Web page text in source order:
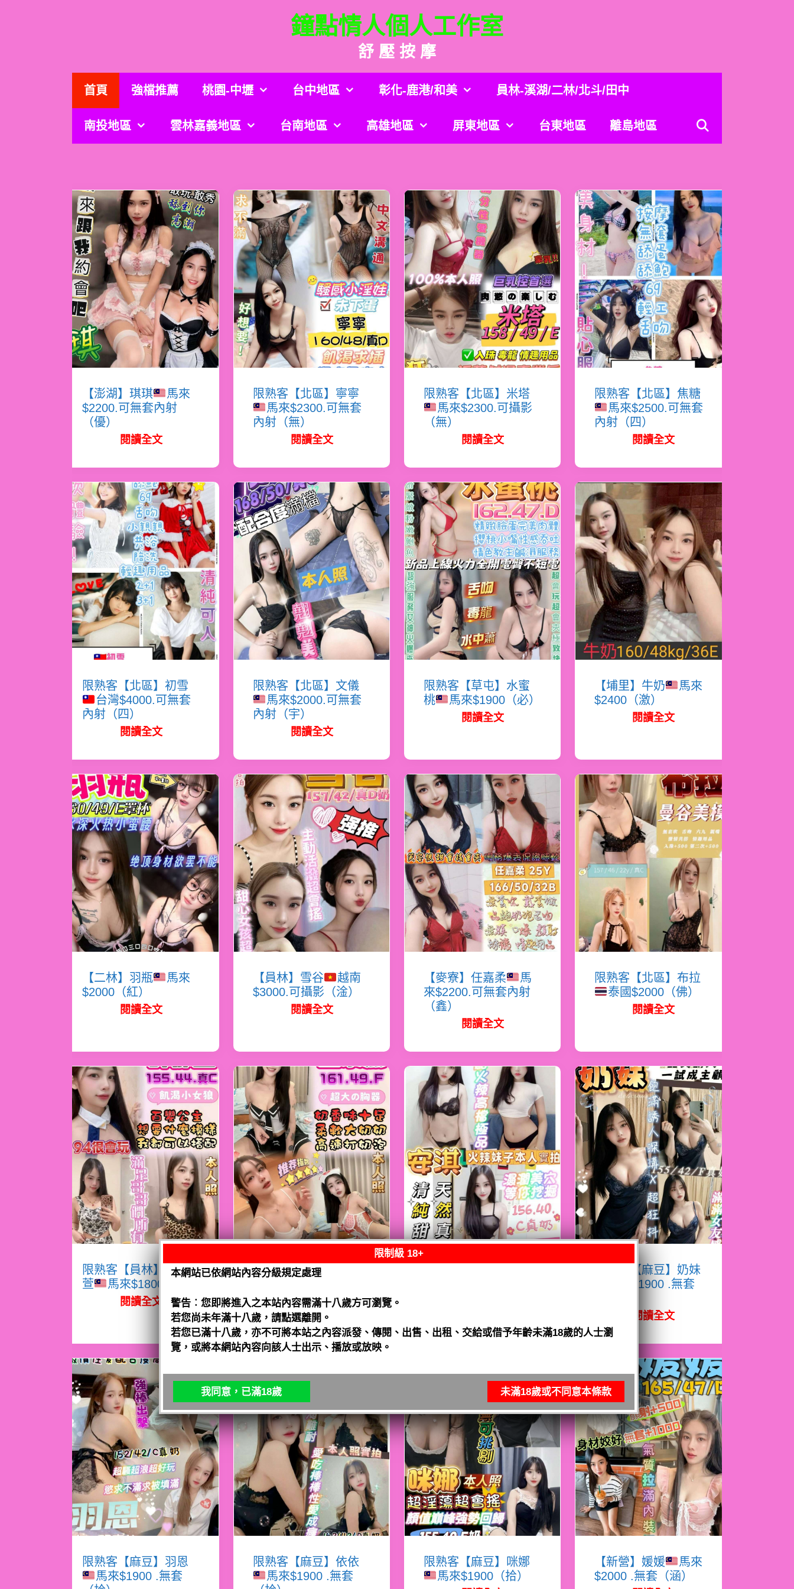
鐘點情人個人工作室
舒 壓 按 摩
首頁 強檔推薦 桃園-中壢 台中地區 彰化-鹿港/和美 員林-溪湖/二林/北斗/田中
南投地區 雲林嘉義地區 台南地區 高雄地區 屏東地區 台東地區 離島地區
【澎湖】琪琪
馬來
$2200.可無套內射
（優）
閱讀全文
限熟客【北區】寧寧
馬來$2300.可無套
內射（無）
閱讀全文
限熟客【北區】米塔
馬來$2300.可攝影
（無）
閱讀全文
限熟客【北區】焦糖
馬來$2500.可無套
內射（四）
閱讀全文
限熟客【北區】初雪
台灣$4000.可無套
內射（四）
閱讀全文
限熟客【北區】文儀
馬來$2000.可無套
內射（宇）
閱讀全文
限熟客【草屯】水蜜
桃
馬來$1900（必）
閱讀全文
【埔里】牛奶
馬來
$2400（激）
閱讀全文
【二林】羽瓶
馬來
$2000（紅）
閱讀全文
【員林】雪谷
越南
$3000.可攝影（淦）
閱讀全文
【麥寮】任嘉柔
馬
來$2200.可無套內射
（鑫）
閱讀全文
限熟客【北區】布拉
泰國$2000（佛）
閱讀全文
限熟客【員林】許郁
萱
馬來$1800（跑）
閱讀全文
限熟客【鹿港】金泰
閱讀全文
限熟客【麻豆】奶妹
馬來$1900 .無套
閱讀全文
限熟客【麻豆】羽恩
馬來$1900 .無套
限熟客【麻豆】依依
馬來$1900 .無套
限熟客【麻豆】咪娜
馬來$1900（拾）
【新營】媛媛
馬來
$2000 .無套（涵）
限制級 18+
本網站已依網站內容分級規定處理
警告︰您即將進入之本站內容需滿十八歲方可瀏覽。
若您尚未年滿十八歲，請點選離開。
若您已滿十八歲，亦不可將本站之內容派發、傳閱、出售、出租、交給或借予年齡未滿18歲的人士瀏
覽，或將本網站內容向該人士出示、播放或放映。
我同意，已滿18歲 未滿18歲或不同意本條款